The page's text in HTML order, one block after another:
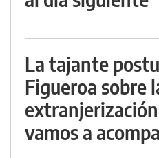
La tajante
Figueroa sobre
vamos a